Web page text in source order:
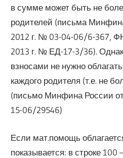
в сумме может быть не
родителей (письма
2012 г. № 03-04-06/6-367,
2013 г. № ЕД-17-3/36).
взносами не нужно
каждого родителя (т.е. не
(письмо Минфина России
15-06/29546)
Если мат.помощь
показывается: в строке